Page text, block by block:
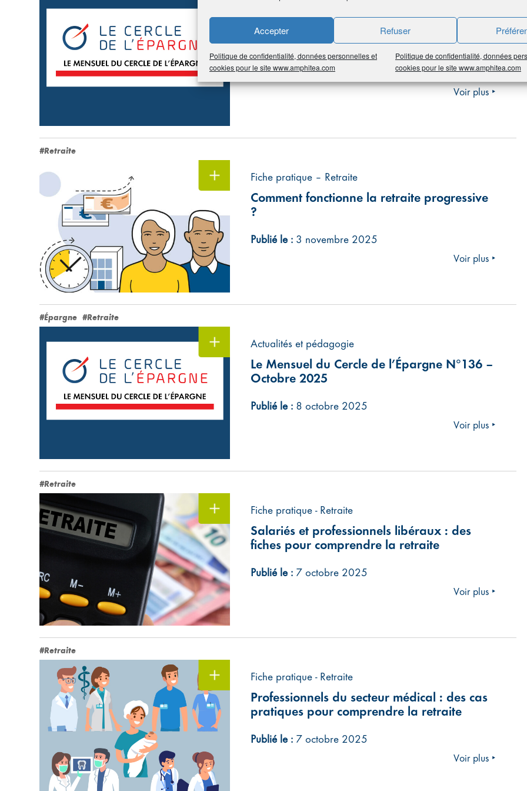
Accepter Refuser
Politique de confidentialité, données personnelles et
cookies pour le site www.amphitea.com
Politique de confidentialité, données
cookies pour le site www.amphitea.com
Le Mensuel du Cercle de l’Épargne N°137 –
Novembre 2025
Publié le :19 novembre 2025
Voir plus ‣
#Retraite
Fiche pratique – Retraite
Comment fonctionne la retraite progressive
?
Publié le : 3 novembre 2025
Voir plus ‣
#Épargne #Retraite
Actualités et pédagogie
Le Mensuel du Cercle de l’Épargne N°136 –
Octobre 2025
Publié le : 8 octobre 2025
Voir plus ‣
#Retraite
Fiche pratique - Retraite
Salariés et professionnels libéraux : des
fiches pour comprendre la retraite
Publié le : 7 octobre 2025
Voir plus ‣
#Retraite
Fiche pratique - Retraite
Professionnels du secteur médical : des cas
pratiques pour comprendre la retraite
Publié le : 7 octobre 2025
Voir plus ‣